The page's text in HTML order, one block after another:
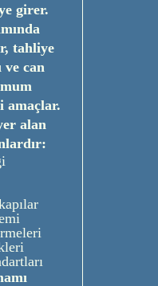
girer.
tahliye
ve can
amaçlar.
alan